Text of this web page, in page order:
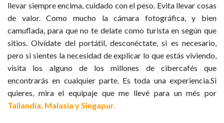
llevar siempre encima, cuidado con el peso. Evita llevar cosas
de valor. Como mucho la cámara fotográfica, y bien
camuflada, para que no te delate como turista en según que
sitios. Olvídate del portátil, desconéctate, si es necesario,
pero si sientes la necesidad de explicar lo que estás viviendo,
visita los alguno de los millones de cibercafés que
encontrarás en cualquier parte. Es toda una experiencia.Si
quieres, mira el equipaje que me llevé para un més por
Tailandia, Malasia y Singapur.